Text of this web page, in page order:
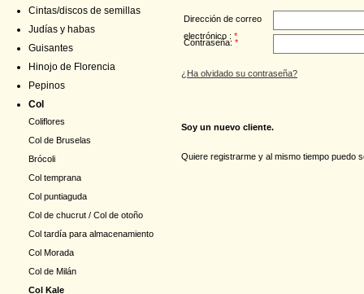
Cintas/discos de semillas
Judías y habas
Guisantes
Hinojo de Florencia
Pepinos
Col
Coliflores
Col de Bruselas
Brócoli
Col temprana
Col puntiaguda
Col de chucrut / Col de otoño
Col tardía para almacenamiento
Col Morada
Col de Milán
Col Kale
Dirección de correo
electrónico : *
Contraseña: *
¿Ha olvidado su contraseña?
Soy un nuevo cliente.
Quiere registrarme y al mismo tiempo puedo